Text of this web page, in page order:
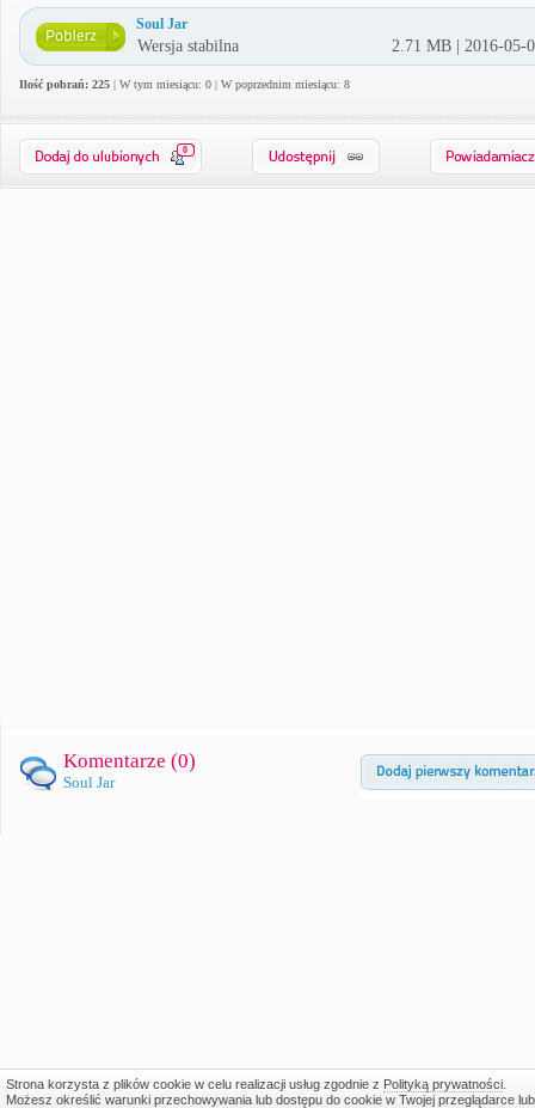
Soul Jar
Wersja stabilna 2.71 MB | 2016-05-
Ilość pobrań: 225 | W tym miesiącu: 0 | W poprzednim miesiącu: 8
0
Komentarze (0)
Soul Jar
Strona korzysta z plików cookie w celu realizacji usług zgodnie z Polityką prywatności.
Możesz określić warunki przechowywania lub dostępu do cookie w Twojej przeglądarce lub